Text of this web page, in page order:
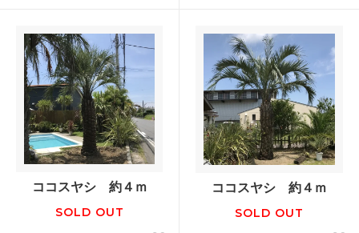
ココスヤシ 約４ｍ
SOLD OUT
ココスヤシ 約４ｍ
SOLD OUT